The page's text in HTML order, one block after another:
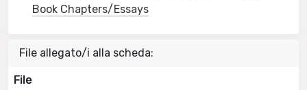
Book Chapters/Essays
File allegato/i alla scheda:
File